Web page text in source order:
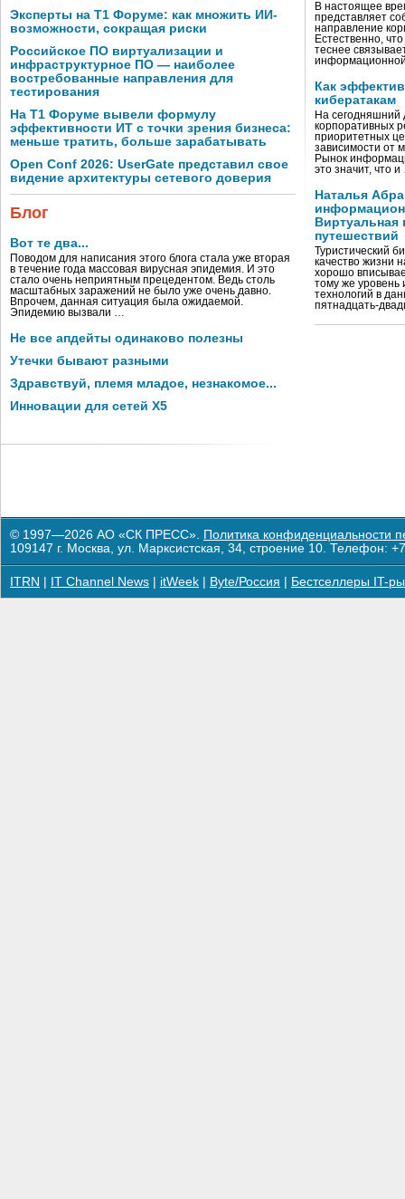
Эксперты на Т1 Форуме: как множить ИИ-
возможности, сокращая риски
Российское ПО виртуализации и
инфраструктурное ПО — наиболее
востребованные направления для
тестирования
На Т1 Форуме вывели формулу
эффективности ИТ с точки зрения бизнеса:
меньше тратить, больше зарабатывать
Open Conf 2026: UserGate представил свое
видение архитектуры сетевого доверия
Блог
Вот те два...
Поводом для написания этого блога стала уже вторая
в течение года массовая вирусная эпидемия. И это
стало очень неприятным прецедентом. Ведь столь
масштабных заражений не было уже очень давно.
Впрочем, данная ситуация была ожидаемой.
Эпидемию вызвали …
Не все апдейты одинаково полезны
Утечки бывают разными
Здравствуй, племя младое, незнакомое...
Инновации для сетей X5
В настоящее
представляет
направление
Естественно,
теснее
Как
кибератакам
На сегодняшний
корпоративных
приоритетных
зависимости от
Рынок
это значит, что
Наталья
путешествий
Туристический
качество жизни
хорошо
тому же
технологий в
пятнадцать-
© 1997—2026 АО «СК ПРЕСС». Политика конфиденциальности
109147 г. Москва, ул. Марксистская, 34, строение 10. Телефон:
ITRN IT Channel News itWeek Byte/Россия Бестселлеры IT-